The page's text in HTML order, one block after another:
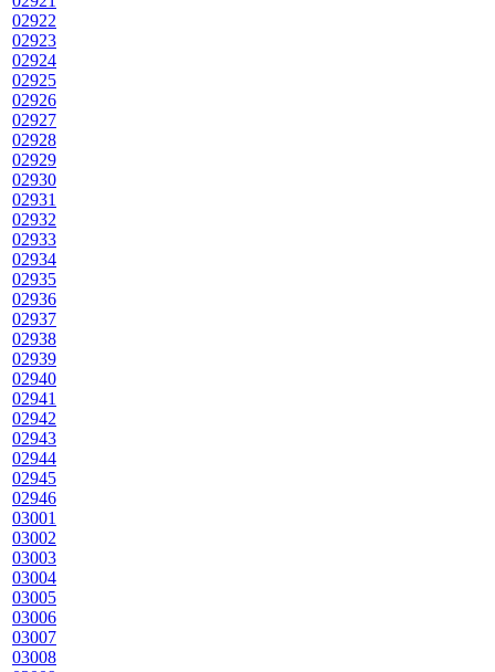
02922
02923
02924
02925
02926
02927
02928
02929
02930
02931
02932
02933
02934
02935
02936
02937
02938
02939
02940
02941
02942
02943
02944
02945
02946
03001
03002
03003
03004
03005
03006
03007
03008